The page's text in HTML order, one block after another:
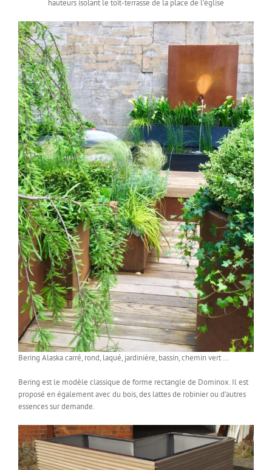
hauteurs isolant le toit-terrasse de la place de l’église
Bering Alaska carré, rond, laqué, jardinière, bassin, chemin vert …
Bering est le modèle classique de forme rectangle de Dominox. Il est
proposé en également avec du bois, des lattes de robinier ou d’autres
essences sur demande.